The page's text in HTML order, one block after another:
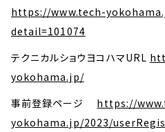
https://www.tech-
detail=101074
テクニカルショウヨコハマURL
yokohama.jp/
事前登録ページ https://
yokohama.jp/2023/